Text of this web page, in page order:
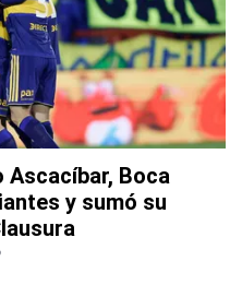
Ascacíbar, Boca
y sumó su